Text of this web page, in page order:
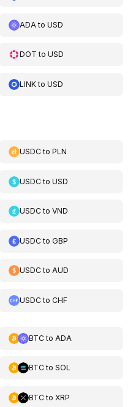
ADA toUSD
DOT toUSD
LINKtoUSD
USDCtoPLN
USDCtoUSD
USDCtoVND
USDCtoGBP
USDCtoAUD
USDCtoCHF
BTCto ADA
BTCto SOL
BTCto XRP